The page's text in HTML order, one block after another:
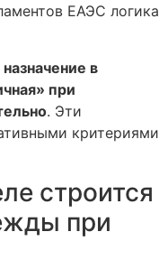
ЕАЭС логика
в
при
. Эти
критериями
строится
при